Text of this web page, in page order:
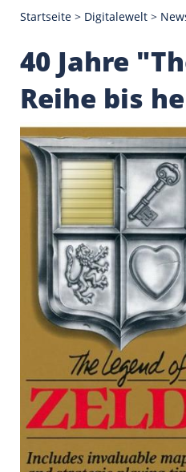
Startseite > Digitalewelt
40 Jahre
Reihe